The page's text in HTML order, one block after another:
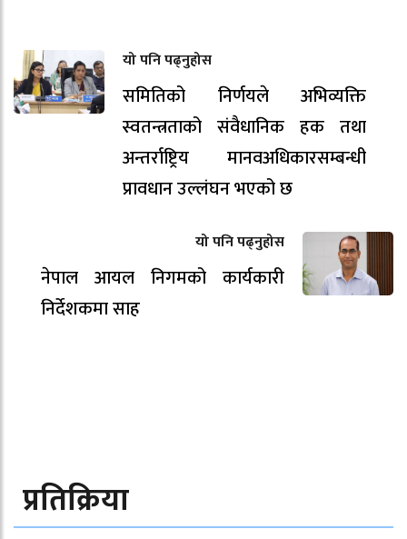
यो पनि पढ्नुहोस
समितिको निर्णयले अभिव्यक्ति
स्वतन्त्रताको संवैधानिक हक तथा
अन्तर्राष्ट्रिय मानवअधिकारसम्बन्धी
प्रावधान उल्लंघन भएको छ
यो पनि पढ्नुहोस
नेपाल आयल निगमको कार्यकारी
निर्देशकमा साह
प्रतिक्रिया